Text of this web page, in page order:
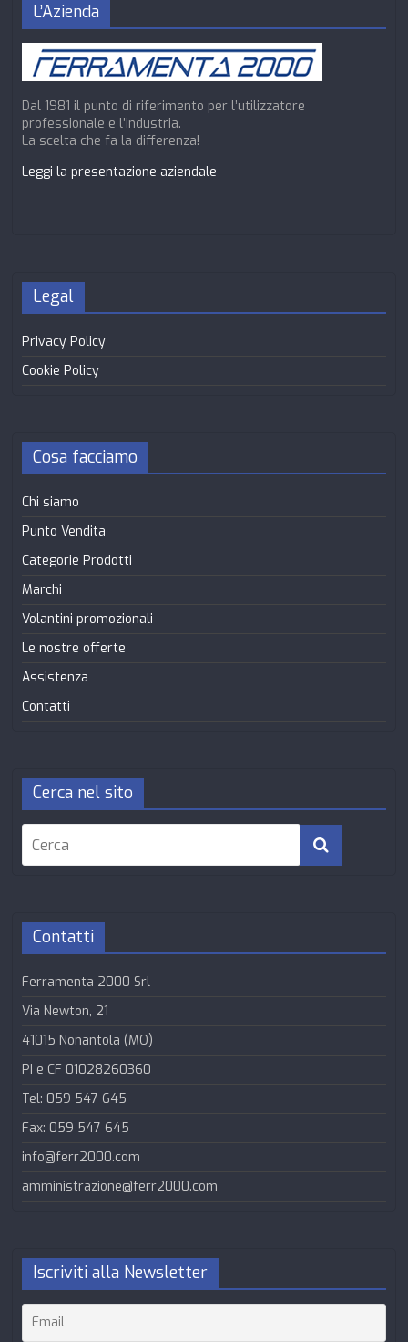
L’Azienda
Dal 1981 il punto di riferimento per l’utilizzatore
professionale e l’industria.
La scelta che fa la differenza!
Leggi la presentazione aziendale
Legal
Privacy Policy
Cookie Policy
Cosa facciamo
Chi siamo
Punto Vendita
Categorie Prodotti
Marchi
Volantini promozionali
Le nostre offerte
Assistenza
Contatti
Cerca nel sito
Contatti
Ferramenta 2000 Srl
Via Newton, 21
41015 Nonantola (MO)
PI e CF 01028260360
Tel: 059 547 645
Fax: 059 547 645
info@ferr2000.com
amministrazione@ferr2000.com
Iscriviti alla Newsletter